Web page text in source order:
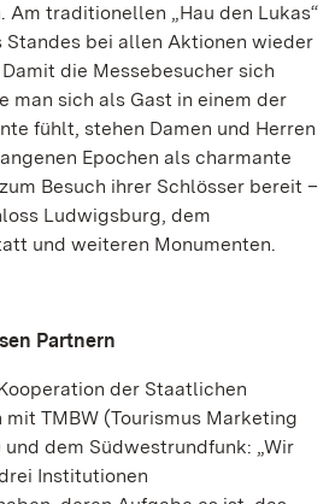
Am traditionellen „Hau den Lukas“
Standes bei allen Aktionen wieder
die Messebesucher sich
man sich als Gast in einem der
fühlt, stehen Damen und Herren
Epochen als charmante
Besuch ihrer Schlösser bereit –
Ludwigsburg, dem
und weiteren Monumenten.
Partnern
der Staatlichen
TMBW (Tourismus Marketing
dem Südwestrundfunk: „Wir
Institutionen